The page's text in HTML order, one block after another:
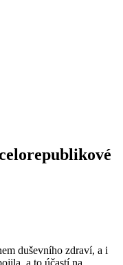
duševního zdraví, a i
a to účastí na